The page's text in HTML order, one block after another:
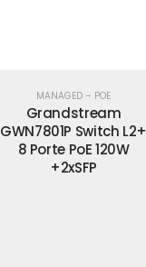
MANAGED – POE
Grandstream
GWN7803P Switch L2+
24 Porte PoE 360W
+4xSFP